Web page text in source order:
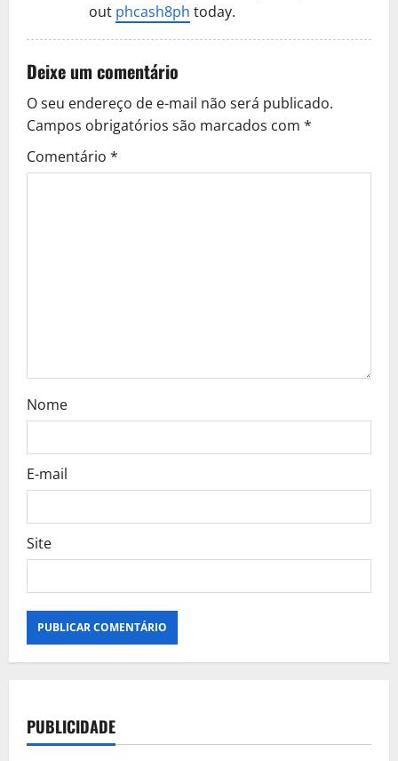
out phcash8ph today.
Deixe um comentário
O seu endereço de e-mail não será publicado.
Campos obrigatórios são marcados com *
Comentário *
Nome
E-mail
Site
PUBLICIDADE